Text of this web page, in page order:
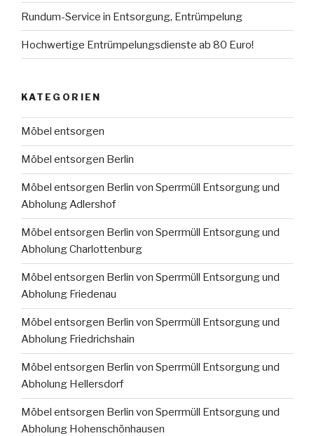
Rundum-Service in Entsorgung, Entrümpelung
Hochwertige Entrümpelungsdienste ab 80 Euro!
KATEGORIEN
Möbel entsorgen
Möbel entsorgen Berlin
Möbel entsorgen Berlin von Sperrmüll Entsorgung und
Abholung Adlershof
Möbel entsorgen Berlin von Sperrmüll Entsorgung und
Abholung Charlottenburg
Möbel entsorgen Berlin von Sperrmüll Entsorgung und
Abholung Friedenau
Möbel entsorgen Berlin von Sperrmüll Entsorgung und
Abholung Friedrichshain
Möbel entsorgen Berlin von Sperrmüll Entsorgung und
Abholung Hellersdorf
Möbel entsorgen Berlin von Sperrmüll Entsorgung und
Abholung Hohenschönhausen